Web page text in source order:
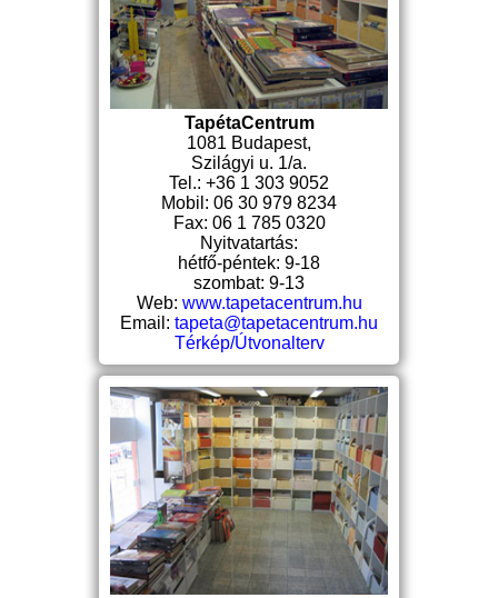
TapétaCentrum
1081 Budapest,
Szilágyi u. 1/a.
Tel.: +36 1 303 9052
Mobil: 06 30 979 8234
Fax: 06 1 785 0320
Nyitvatartás:
hétfő-péntek: 9-18
szombat: 9-13
Web: www.tapetacentrum.hu
Email: tapeta@tapetacentrum.hu
Térkép/Útvonalterv